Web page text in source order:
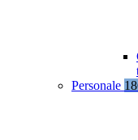
Personale